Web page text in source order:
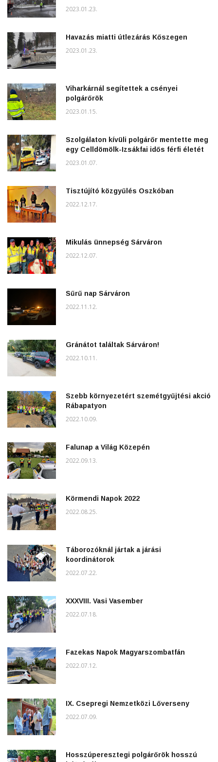
2023.01.23.
Havazás miatti útlezárás Kőszegen
2023.01.23.
Viharkárnál segítettek a csényei
polgárőrök
2023.01.15.
Szolgálaton kívüli polgárőr mentette meg
egy Celldömölk-Izsákfai idős férfi életét
2023.01.07.
Tisztújító közgyűlés Oszkóban
2022.12.17.
Mikulás ünnepség Sárváron
2022.12.07.
Sűrű nap Sárváron
2022.11.12.
Gránátot találtak Sárváron!
2022.10.11.
Szebb környezetért szemétgyűjtési akció
Rábapatyon
2022.10.09.
Falunap a Világ Közepén
2022.09.13.
Körmendi Napok 2022
2022.08.25.
Táborozóknál jártak a járási
koordinátorok
2022.07.22.
XXXVIII. Vasi Vasember
2022.07.18.
Fazekas Napok Magyarszombatfán
2022.07.12.
IX. Csepregi Nemzetközi Lőverseny
2022.07.09.
Hosszúperesztegi polgárőrök hosszú